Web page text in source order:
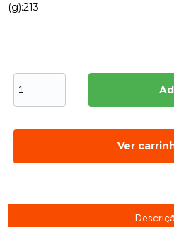
(g):213
Ver